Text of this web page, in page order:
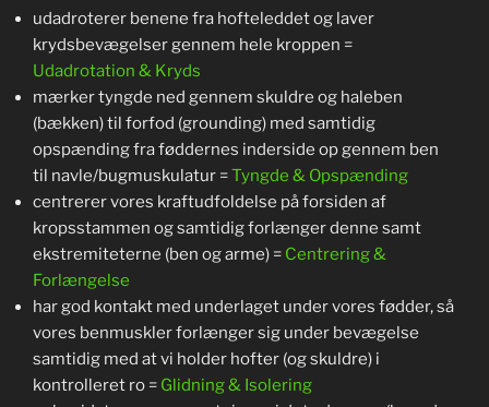
udadroterer benene fra hofteleddet og laver
krydsbevægelser gennem hele kroppen =
Udadrotation & Kryds
mærker tyngde ned gennem skuldre og haleben
(bækken) til forfod (grounding) med samtidig
opspænding fra føddernes inderside op gennem ben
til navle/bugmuskulatur =Tyngde & Opspænding
centrerer vores kraftudfoldelse på forsiden af
kropsstammen og samtidig forlænger denne samt
ekstremiteterne (ben og arme) = Centrering &
Forlængelse
har god kontakt med underlaget under vores fødder, så
vores benmuskler forlænger sig under bevægelse
samtidig med at vi holder hofter (og skuldre) i
kontrolleret ro = Glidning & Isolering